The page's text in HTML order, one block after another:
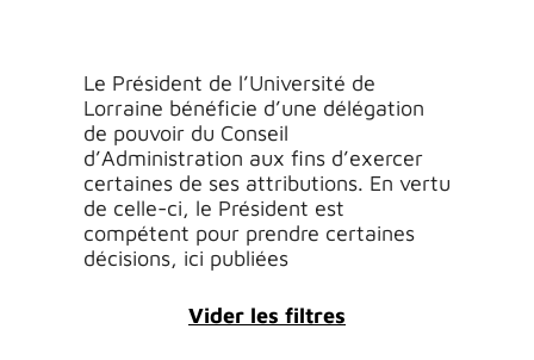
Le Président de l’Université de
Lorraine bénéficie d’une délégation
de pouvoir du Conseil
d’Administration aux fins d’exercer
certaines de ses attributions. En vertu
de celle-ci, le Président est
compétent pour prendre certaines
décisions, ici publiées
Vider les filtres